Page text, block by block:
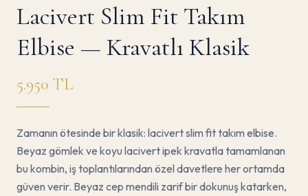
Lacivert Slim Fit Takım
Elbise — Kravatlı Klasik
5.950 TL
Zamanın ötesinde bir klasik: lacivert slim fit takım elbise.
Beyaz gömlek ve koyu lacivert ipek kravatla tamamlanan
bu kombin, iş toplantılarından özel davetlere her ortamda
güven verir. Beyaz cep mendili zarif bir dokunuş katarken,